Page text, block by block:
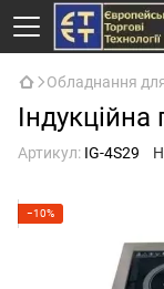
Обладнання
Індукційна
Артикул: IG-4S29
−10%